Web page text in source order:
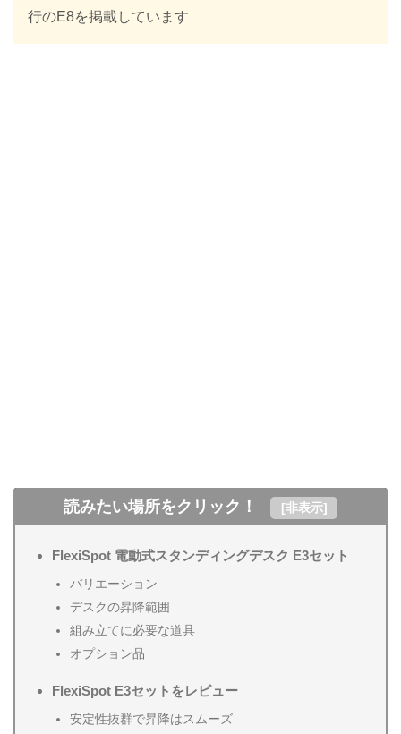
行のE8を掲載しています
読みたい場所をクリック！ [非表示]
FlexiSpot 電動式スタンディングデスク E3セット
バリエーション
デスクの昇降範囲
組み立てに必要な道具
オプション品
FlexiSpot E3セットをレビュー
安定性抜群で昇降はスムーズ